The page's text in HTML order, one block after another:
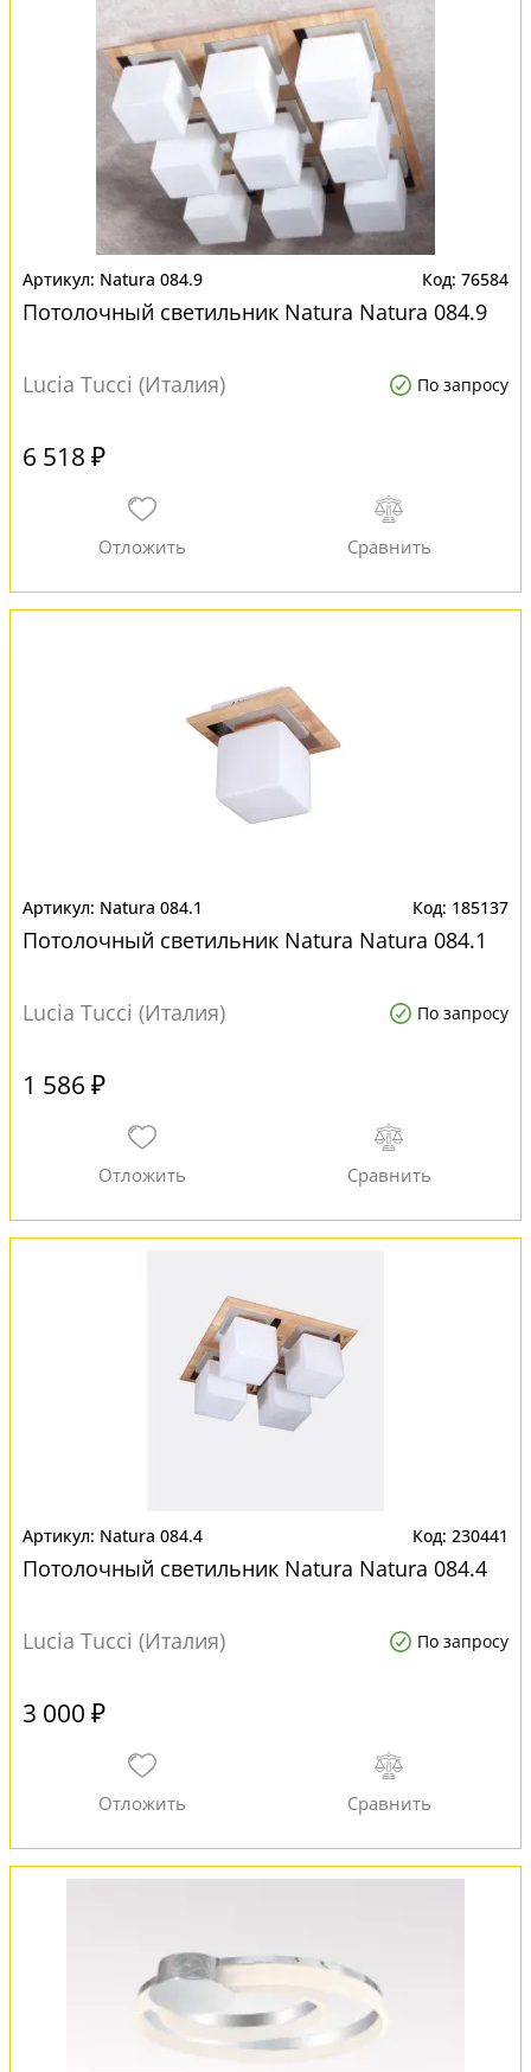
Natura 084.9 76584
Потолочный светильник Natura Natura 084.9
Lucia Tucci (Италия) По запросу
6 518 ₽
Natura 084.1 185137
Потолочный светильник Natura Natura 084.1
Lucia Tucci (Италия) По запросу
1 586 ₽
Natura 084.4 230441
Потолочный светильник Natura Natura 084.4
Lucia Tucci (Италия) По запросу
3 000 ₽